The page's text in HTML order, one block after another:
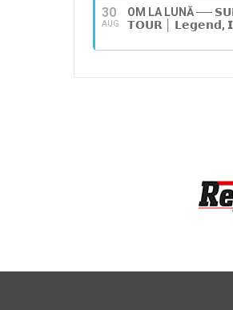
30
AUG
OM LA LUNĂ ──
𝗧𝗢𝗨𝗥 │ 𝗟𝗲𝗴𝗲𝗻𝗱,